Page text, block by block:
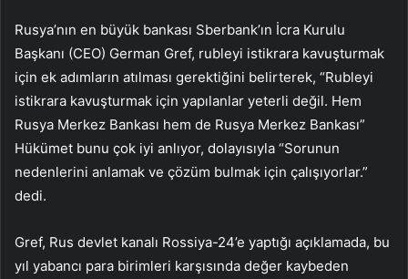
Rusya’nın en büyük bankası Sberbank’ın İcra Kurulu
Başkanı (CEO) German Gref, rubleyi istikrara kavuşturmak
için ek adımların atılması gerektiğini belirterek, “Rubleyi
istikrara kavuşturmak için yapılanlar yeterli değil. Hem
Rusya Merkez Bankası hem de Rusya Merkez Bankası”
Hükümet bunu çok iyi anlıyor, dolayısıyla “Sorunun
nedenlerini anlamak ve çözüm bulmak için çalışıyorlar.”
dedi.
Gref, Rus devlet kanalı Rossiya-24’e yaptığı açıklamada, bu
yıl yabancı para birimleri karşısında değer kaybeden